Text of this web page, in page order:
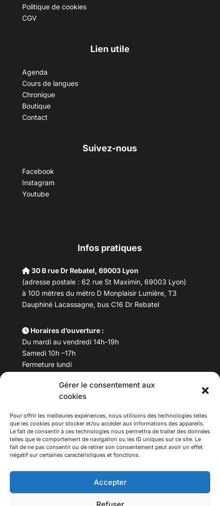
Gérer le consentement aux
cookies
Pour offrir les meilleures expériences, nous utilisons des technologies telles
que les cookies pour stocker et/ou accéder aux informations des appareils.
Le fait de consentir à ces technologies nous permettra de traiter des données
telles que le comportement de navigation ou les ID uniques sur ce site. Le
fait de ne pas consentir ou de retirer son consentement peut avoir un effet
négatif sur certaines caractéristiques et fonctions.
Accepter
Refuser
Politique de cookies
CGV
Lien utile
Agenda
Cours de langues
Chronique
Boutique
Contact
Suivez-nous
Facebook
Instagram
Youtube
Infos pratiques
30 B rue Dr Rebatel, 69003 Lyon
(adresse postale : 62 rue St Maximin, 69003 Lyon)
à 100 mètres du métro D Monplaisir Lumière, T3
Dauphiné Lacassagne, bus C16 Dr Rebatel
Horaires d’ouverture :
Du mardi au vendredi 14h-19h
Samedi 10h –17h
Fermeture lundi
Téléphone : 04 78 53 06 40
maisondesculturesasiatiques@asiexpo.com